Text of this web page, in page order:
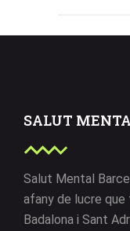
SALUT
Salut Mental
afany de lucre
Badalona i Sant